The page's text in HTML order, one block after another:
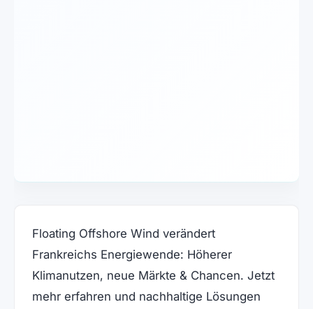
Floating Offshore Wind verändert
Frankreichs Energiewende: Höherer
Klimanutzen, neue Märkte & Chancen. Jetzt
mehr erfahren und nachhaltige Lösungen